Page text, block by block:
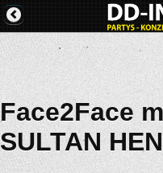
Face2Face
SULTAN